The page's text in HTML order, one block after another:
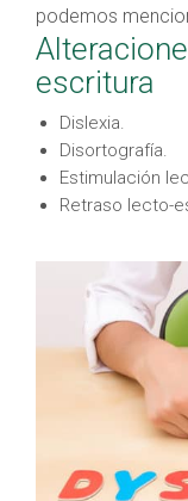
podemos
escritura
Dislexia.
Disortografía.
Estimulación
Retraso lecto-